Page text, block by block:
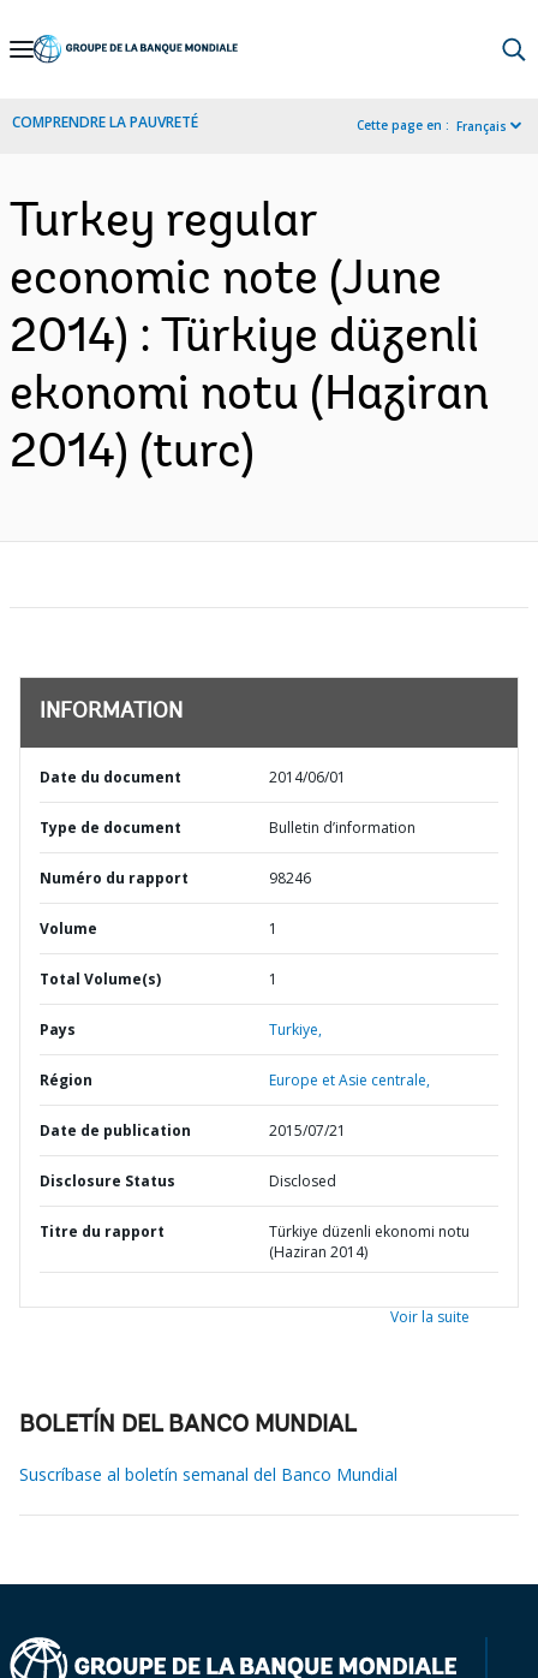
Skip
Navigation
COMPRENDRE LA PAUVRETÉ Cette page en : Français
Turkey regular
economic note (June
2014) : Türkiye düzenli
ekonomi notu (Haziran
2014) (turc)
INFORMATION
Date du document 2014/06/01
Type de document Bulletin d’information
Numéro du rapport 98246
Volume 1
Total Volume(s) 1
Pays Turkiye,
Région Europe et Asie centrale,
Date de publication 2015/07/21
Disclosure Status Disclosed
Titre du rapport
Türkiye düzenli ekonomi notu
(Haziran 2014)
Voir la suite
BOLETÍN DEL BANCO MUNDIAL
Suscríbase al boletín semanal del Banco Mundial